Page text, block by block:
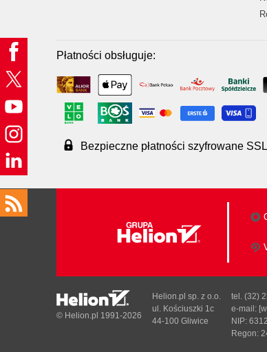
Płatności obsługuje:
Bezpieczne płatności szyfrowane SSL
© Helion.pl 1991-2026
Helion.pl sp. z o.o.
ul. Kościuszki 1c
44-100 Gliwice
tel. (32)
e-mail:
NIP:
Regon: